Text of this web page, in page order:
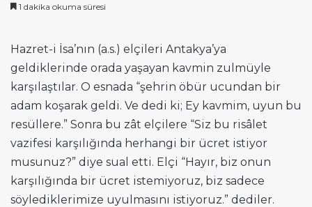
1 dakika okuma süresi
Hazret-i İsa’nın (a.s.) elçileri Antakya’ya
geldiklerinde orada yaşayan kavmin zulmüyle
karşılaştılar. O esnada “şehrin öbür ucundan bir
adam koşarak geldi. Ve dedi ki; Ey kavmim, uyun bu
resüllere.” Sonra bu zât elçilere “Siz bu risâlet
vazifesi karşılığında herhangi bir ücret istiyor
musunuz?” diye sual etti. Elçi “Hayır, biz onun
karşılığında bir ücret istemiyoruz, biz sadece
söylediklerimize uyulmasını istiyoruz.” dediler.